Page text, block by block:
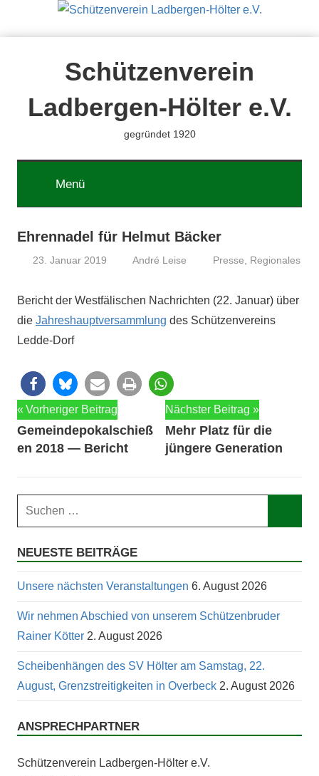
Schützenverein
Ladbergen-Hölter e.V.
gegründet 1920
Menü
Ehrennadel für Helmut Bäcker
23. Januar 2019 André Leise Presse Regionales
Bericht der West­fälis­chen Nachricht­en (22. Jan­u­ar) über
die Jahre­shauptver­samm­lung des Schützen­vere­ins
Ledde-Dorf
Beitragsnavigation
Vorheriger Beitrag
Gemeindepokalschieß
en 2018 — Bericht
Nächster Beitrag
Mehr Platz für die
jüngere Generation
Suchen
NEUESTE BEITRÄGE
Unsere nächsten Veranstaltungen 6. August 2026
Wir nehmen Abschied von unserem Schützenbruder
Rainer Kötter 2. August 2026
Scheibenhängen des SV Hölter am Samstag, 22.
August, Grenzstreitigkeiten in Overbeck 2. August 2026
ANSPRECHPARTNER
Schützen­vere­in Lad­ber­gen-Höl­ter e.V.